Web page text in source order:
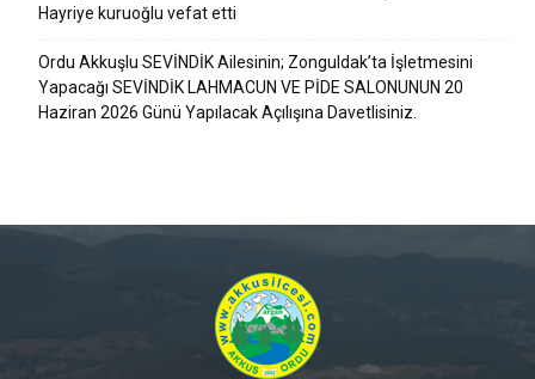
Hayriye kuruoğlu vefat etti
Ordu Akkuşlu SEVİNDİK Ailesinin; Zonguldak’ta İşletmesini
Yapacağı SEVİNDİK LAHMACUN VE PİDE SALONUNUN 20
Haziran 2026 Günü Yapılacak Açılışına Davetlisiniz.